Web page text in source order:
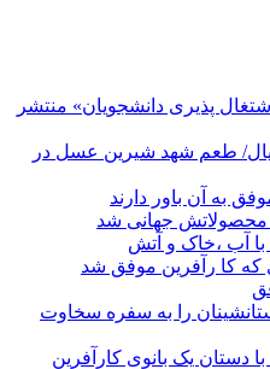
پذیری دانشجویان» منتشر
طعم شهد شیرین عسل‌ در
به آن باور دارند
محصولاتش جهانی شد
با آب ،خاک و آتش
کا رآفرین موفق شد
را به سفره سخاوت
دستان یک بانوی کارآفرین